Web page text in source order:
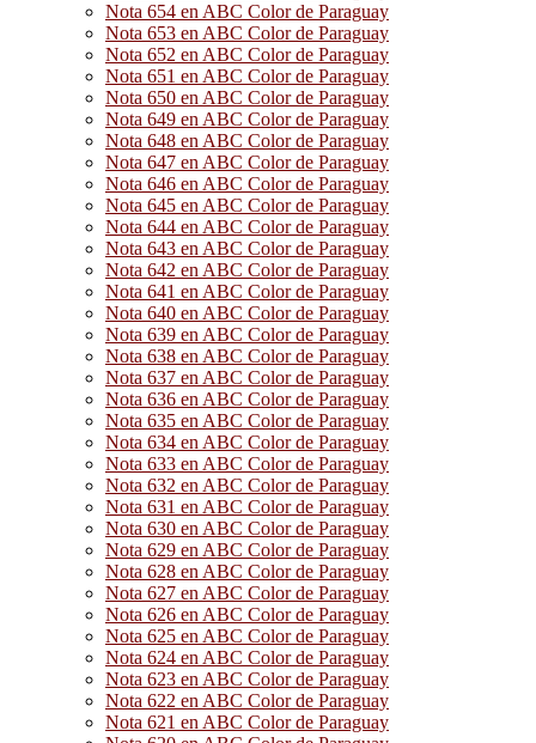
Nota 654 en ABC Color de Paraguay
Nota 653 en ABC Color de Paraguay
Nota 652 en ABC Color de Paraguay
Nota 651 en ABC Color de Paraguay
Nota 650 en ABC Color de Paraguay
Nota 649 en ABC Color de Paraguay
Nota 648 en ABC Color de Paraguay
Nota 647 en ABC Color de Paraguay
Nota 646 en ABC Color de Paraguay
Nota 645 en ABC Color de Paraguay
Nota 644 en ABC Color de Paraguay
Nota 643 en ABC Color de Paraguay
Nota 642 en ABC Color de Paraguay
Nota 641 en ABC Color de Paraguay
Nota 640 en ABC Color de Paraguay
Nota 639 en ABC Color de Paraguay
Nota 638 en ABC Color de Paraguay
Nota 637 en ABC Color de Paraguay
Nota 636 en ABC Color de Paraguay
Nota 635 en ABC Color de Paraguay
Nota 634 en ABC Color de Paraguay
Nota 633 en ABC Color de Paraguay
Nota 632 en ABC Color de Paraguay
Nota 631 en ABC Color de Paraguay
Nota 630 en ABC Color de Paraguay
Nota 629 en ABC Color de Paraguay
Nota 628 en ABC Color de Paraguay
Nota 627 en ABC Color de Paraguay
Nota 626 en ABC Color de Paraguay
Nota 625 en ABC Color de Paraguay
Nota 624 en ABC Color de Paraguay
Nota 623 en ABC Color de Paraguay
Nota 622 en ABC Color de Paraguay
Nota 621 en ABC Color de Paraguay